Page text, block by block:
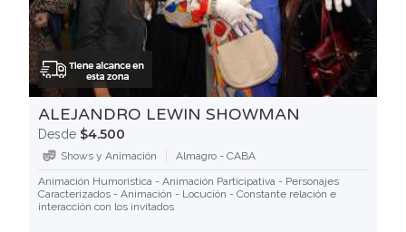
ALEJANDRO LEWIN SHOWMAN
Desde $4.500
Shows y Animación
Almagro - CABA
Animación Humoristica - Animación Participativa - Personajes
Caracterizados - Animación - Locución - Constante relación e
interacción con los invitados